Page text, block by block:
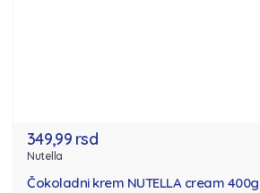
349,99 rsd
Nutella
Čokoladni krem NUTELLA cream 400g